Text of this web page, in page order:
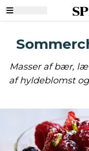
Masser af bær,
af hyldeblomst